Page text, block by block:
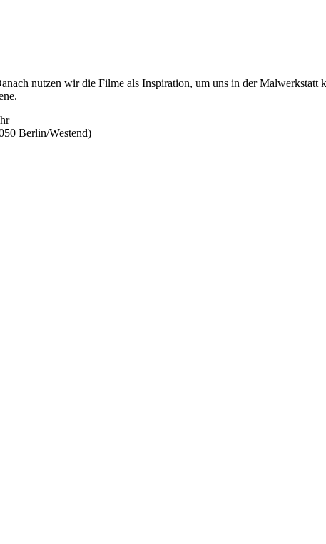
nutzen wir die Filme als Inspiration, um uns in der
Berlin/Westend)